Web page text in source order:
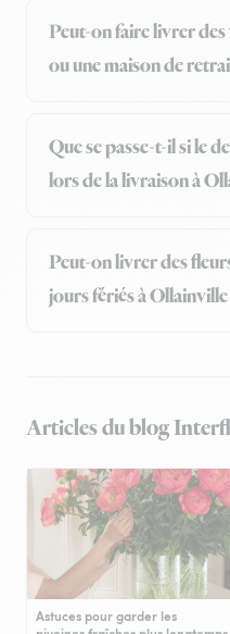
Peut-on faire livrer
ou une maison de
Que se passe-t-il si le
lors de la livraison à
Peut-on livrer des
jours fériés à Ollainville
Articles du blog
Astuces pour garder les